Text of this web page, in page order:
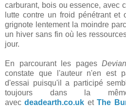
carburant, bois ou essence, avec
lutte contre un froid pénétrant et
grignote lentement la moindre
un hiver sans fin où les
jour.
En parcourant les pages
constate que l'auteur n'en est
d'essai puisqu'il a participé
toujours dans la
avecdeadearth.co.uk etThe